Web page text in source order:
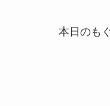
本日のも